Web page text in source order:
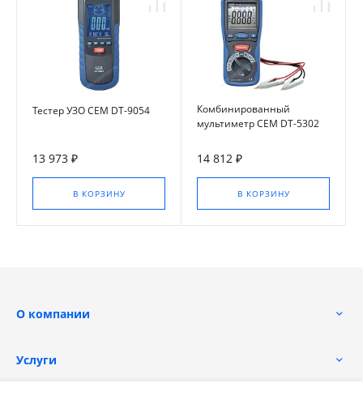
Тестер УЗО CEM DT-9054
13 973 ₽
В КОРЗИНУ
Комбинированный
мультиметр CEM DT-5302
14 812 ₽
В КОРЗИНУ
О компании
Услуги